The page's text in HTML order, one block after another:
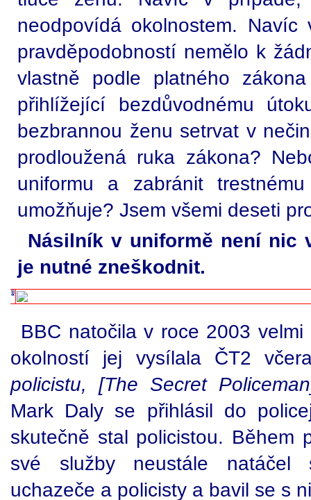
neodpovídá okolnostem.
pravděpodobností nemělo k
vlastně podle platného
přihlížející bezdůvodnému
bezbrannou ženu setrvat v
prodloužená ruka zákona?
uniformu a zabránit
umožňuje? Jsem všemi deseti
Násilník v uniformě není nic
je nutné zneškodnit.
BBC natočila v roce 2003
okolností jej vysílala ČT2
policistu, [The Secret
Mark Daly se přihlásil do
skutečně stal policistou. Během
své služby neustále natáčel
uchazeče a policisty a bavil se s